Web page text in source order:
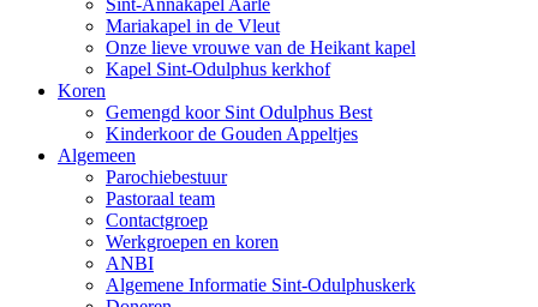
Sint-Annakapel Aarle
Mariakapel in de Vleut
Onze lieve vrouwe van de Heikant kapel
Kapel Sint-Odulphus kerkhof
Koren
Gemengd koor Sint Odulphus Best
Kinderkoor de Gouden Appeltjes
Algemeen
Parochiebestuur
Pastoraal team
Contactgroep
Werkgroepen en koren
ANBI
Algemene Informatie Sint-Odulphuskerk